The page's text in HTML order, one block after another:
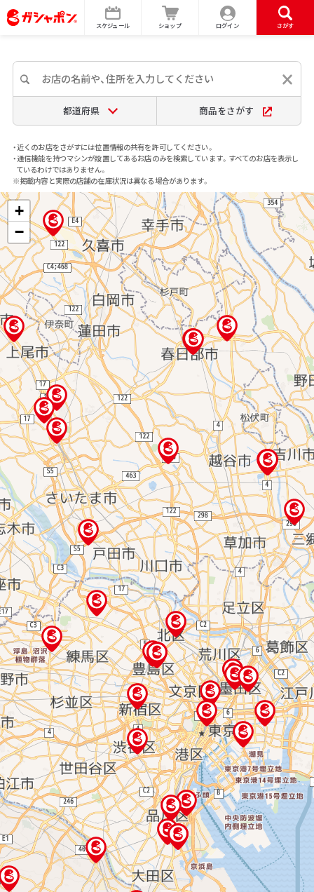
スケジュール ショップ ログイン さがす
都道府県 商品をさがす
・近くのお店をさがすには位置情報の共有を許可してください。
・通信機能を持つマシンが設置してあるお店のみを検索しています。すべてのお店を表示し
ているわけではありません。
※掲載内容と実際の店舗の在庫状況は異なる場合があります。
+
−